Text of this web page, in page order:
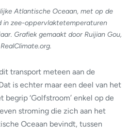
Atlantische Oceaan, met op de
in zee-oppervlaktetemperaturen
Grafiek gemaakt door Ruijian Gou,
transport meteen aan de
is echter maar een deel van het
begrip ‘Golfstroom’ enkel op de
stroming die zich aan het
Oceaan bevindt, tussen